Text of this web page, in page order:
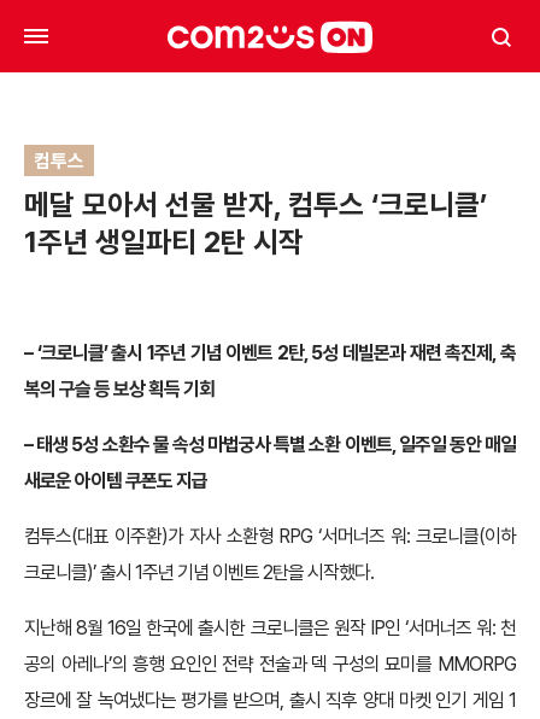
컴투스
메달 모아서 선물 받자, 컴투스 ‘크로니클’
1주년 생일파티 2탄 시작
– ‘크로니클’ 출시 1주년 기념 이벤트 2탄, 5성 데빌몬과 재련 촉진제, 축
복의 구슬 등 보상 획득 기회
– 태생 5성 소환수 물 속성 마법궁사 특별 소환 이벤트, 일주일 동안 매일
새로운 아이템 쿠폰도 지급
컴투스(대표 이주환)가 자사 소환형 RPG ‘서머너즈 워: 크로니클(이하
크로니클)’ 출시 1주년 기념 이벤트 2탄을 시작했다.
지난해 8월 16일 한국에 출시한 크로니클은 원작 IP인 ‘서머너즈 워: 천
공의 아레나’의 흥행 요인인 전략 전술과 덱 구성의 묘미를 MMORPG
장르에 잘 녹여냈다는 평가를 받으며, 출시 직후 양대 마켓 인기 게임 1